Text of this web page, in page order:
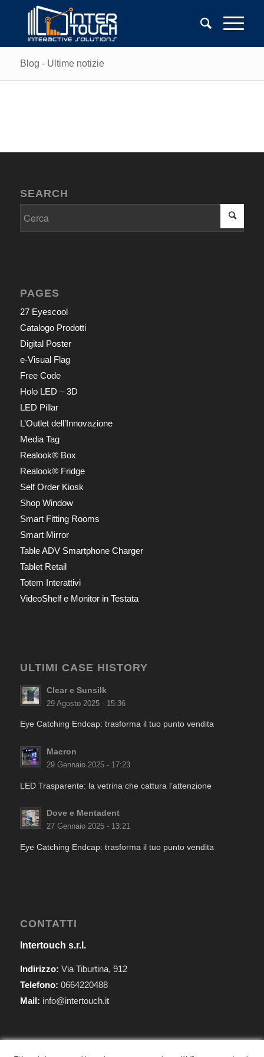
Blog - Ultime notizie
SEARCH
PAGES
27 Eyescool
Catalogo Prodotti
Digital Poster
e-Visual Flag
Free Code
Holo LED – 3D
LED Pillar
L’Outlet dell’Innovazione
Media Tag
Realook® Box
Realook® Fridge
Self Order Kiosk
Shop Window
Smart Fitting Rooms
Smart Mirror
Table ADV Smartphone Charger
Tablet Retail
Totem Interattivi
VideoShelf e Monitor in Testata
ULTIMI CASE HISTORY
Clear e Sunsilk
29 Agosto 2025 - 15:36
Eye Catching Endcap: trasforma il tuo punto vendita
Macron
29 Gennaio 2025 - 17:23
LED Trasparente: la vetrina che cattura l’attenzione
Dove e Mentadent
27 Gennaio 2025 - 13:21
Eye Catching Endcap: trasforma il tuo punto vendita
CONTATTI
Intertouch s.r.l.
Indirizzo: Via Tiburtina, 912
Telefono: 0664220488
Mail: info@intertouch.it